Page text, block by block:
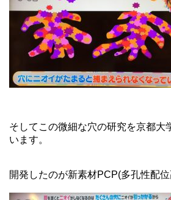
そしてこの微細な穴の研究を京都大
います。
開発したのが新素材PCP(多孔性配位